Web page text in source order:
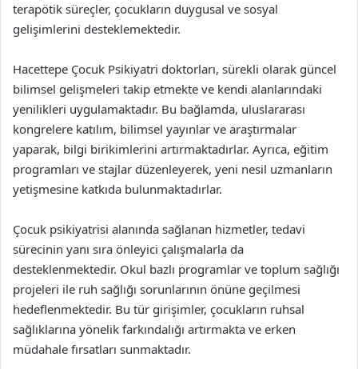
terapötik süreçler, çocukların duygusal ve sosyal
gelişimlerini desteklemektedir.
Hacettepe Çocuk Psikiyatri doktorları, sürekli olarak güncel
bilimsel gelişmeleri takip etmekte ve kendi alanlarındaki
yenilikleri uygulamaktadır. Bu bağlamda, uluslararası
kongrelere katılım, bilimsel yayınlar ve araştırmalar
yaparak, bilgi birikimlerini artırmaktadırlar. Ayrıca, eğitim
programları ve stajlar düzenleyerek, yeni nesil uzmanların
yetişmesine katkıda bulunmaktadırlar.
Çocuk psikiyatrisi alanında sağlanan hizmetler, tedavi
sürecinin yanı sıra önleyici çalışmalarla da
desteklenmektedir. Okul bazlı programlar ve toplum sağlığı
projeleri ile ruh sağlığı sorunlarının önüne geçilmesi
hedeflenmektedir. Bu tür girişimler, çocukların ruhsal
sağlıklarına yönelik farkındalığı artırmakta ve erken
müdahale fırsatları sunmaktadır.